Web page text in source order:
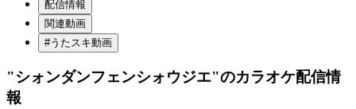
配信情報
関連動画
#うたスキ動画
"シォンダンフェンシォウジエ"のカラオケ配信情
報